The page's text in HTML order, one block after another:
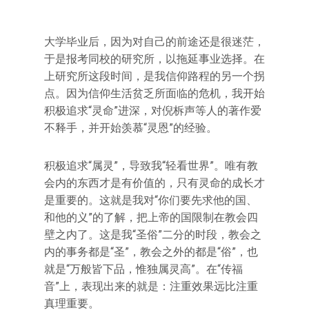
大学毕业后，因为对自己的前途还是很迷茫，
于是报考同校的研究所，以拖延事业选择。在
上研究所这段时间，是我信仰路程的另一个拐
点。因为信仰生活贫乏所面临的危机，我开始
积极追求“灵命”进深，对倪柝声等人的著作爱
不释手，并开始羡慕“灵恩”的经验。
积极追求“属灵”，导致我“轻看世界”。唯有教
会内的东西才是有价值的，只有灵命的成长才
是重要的。这就是我对“你们要先求他的国、
和他的义”的了解，把上帝的国限制在教会四
壁之内了。这是我“圣俗”二分的时段，教会之
内的事务都是“圣”，教会之外的都是“俗”，也
就是“万般皆下品，惟独属灵高”。在“传福
音”上，表现出来的就是：注重效果远比注重
真理重要。